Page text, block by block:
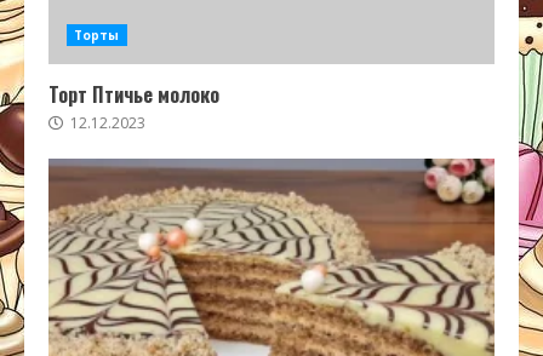
Торты
Торт Птичье молоко
12.12.2023